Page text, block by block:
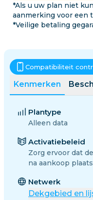
*Als u uw plan niet
aanmerking voor een
*Veilige betaling
Kenmerken
Compatibiliteit
Plantype
Alleen data
Activatiebeleid
Zorg ervoor dat
na aankoop
Netwerk
Dekgebied en